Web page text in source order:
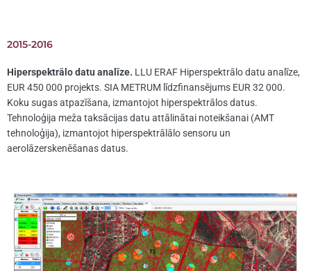
2015-2016
Hiperspektrālo datu analīze. LLU ERAF Hiperspektrālo datu analīze,
EUR 450 000 projekts. SIA METRUM līdzfinansējums EUR 32 000.
Koku sugas atpazīšana, izmantojot hiperspektrālos datus.
Tehnoloģija meža taksācijas datu attālinātai noteikšanai (AMT
tehnoloģija), izmantojot hiperspektrālālo sensoru un
aerolāzerskenēšanas datus.